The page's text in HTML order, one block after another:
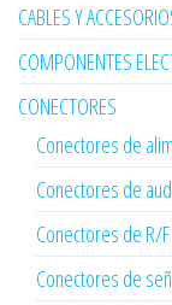
CABLES Y
COMPONENTES
CONECTORES
Conectores de
Conectores de
Conectores de R/F
Conectores de